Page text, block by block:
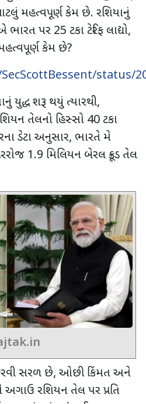
મહત્વપૂર્ણ કેમ છે. રશિયાનું
ભારત પર 25 ટકા ટેરિફ લાદ્યો,
કેમ છે?
status/
યુદ્ધ શરૂ થયું ત્યારથી,
તેલનો હિસ્સો 40 ટકા
ડેટા અનુસાર, ભારતે મે
1.9 મિલિયન બેરલ ક્રૂડ તેલ
સરળ છે, ઓછી કિંમત અને
રશિયન તેલ પર પ્રતિ